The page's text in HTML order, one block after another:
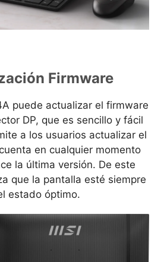
Firmware
puede actualizar el firmware
DP, que es sencillo y fácil
a los usuarios actualizar el
en cualquier momento
la última versión. De este
que la pantalla esté siempre
estado óptimo.